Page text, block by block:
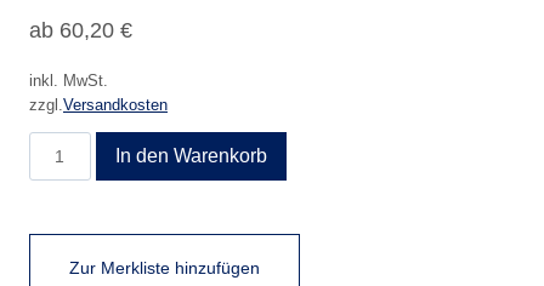
ab 60,20 €
inkl. MwSt.
zzgl.Versandkosten
In den Warenkorb
Zur Merkliste hinzufügen